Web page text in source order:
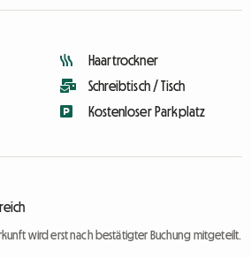
Haartrockner
Schreibtisch / Tisch
Kostenloser Parkplatz
wird erst nach bestätigter Buchung mitgeteilt.